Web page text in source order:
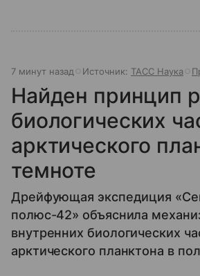
7 минут назад Источник: ТАСС Наука
Найден принцип
биологических
арктического
темноте
Дрейфующая экспедиция
полюс-42» объяснила
внутренних биологических
арктического планктона в